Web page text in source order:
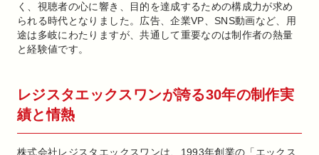
く、視聴者の心に響き、目的を達成するための構成力が求め
られる時代となりました。広告、企業VP、SNS動画など、用
途は多岐にわたりますが、共通して重要なのは制作者の熱量
と経験値です。
レジスタエックスワンが誇る30年の制作実
績と情熱
株式会社レジスタエックスワンは、1993年創業の「エックス